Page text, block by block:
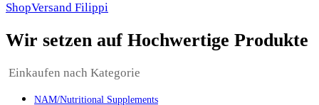
ShopVersand Filippi
Wir setzen auf Hochwertige Produkte
Einkaufen nach Kategorie
NAM/Nutritional Supplements